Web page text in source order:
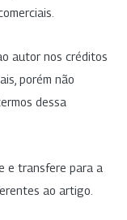
autor nos créditos
porém não
dessa
e transfere para a
ao artigo.